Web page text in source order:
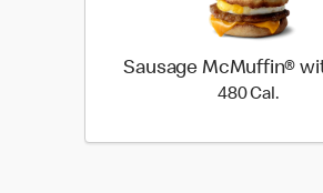
Sausage McMuffin®
480 Cal.480